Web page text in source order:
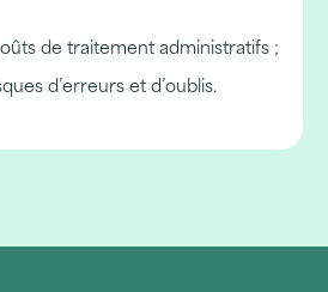
de traitement administratifs ;
d’erreurs et d’oublis.